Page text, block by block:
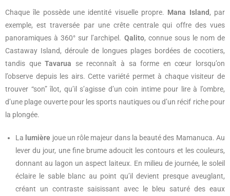
Chaque île possède une identité visuelle propre. Mana Island, par
exemple, est traversée par une crête centrale qui offre des vues
panoramiques à 360° sur l’archipel. Qalito, connue sous le nom de
Castaway Island, déroule de longues plages bordées de cocotiers,
tandis queTavarua se reconnaît à sa forme en cœur lorsqu’on
l’observe depuis les airs. Cette variété permet à chaque visiteur de
trouver “son” îlot, qu’il s’agisse d’un coin intime pour lire à l’ombre,
d’une plage ouverte pour les sports nautiques ou d’un récif riche pour
la plongée.
La lumière joue un rôle majeur dans la beauté des Mamanuca. Au
lever du jour, une fine brume adoucit les contours et les couleurs,
donnant au lagon un aspect laiteux. En milieu de journée, le soleil
éclaire le sable blanc au point qu’il devient presque aveuglant,
créant un contraste saisissant avec le bleu saturé des eaux